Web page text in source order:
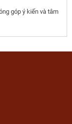
góp ý kiến và tâm